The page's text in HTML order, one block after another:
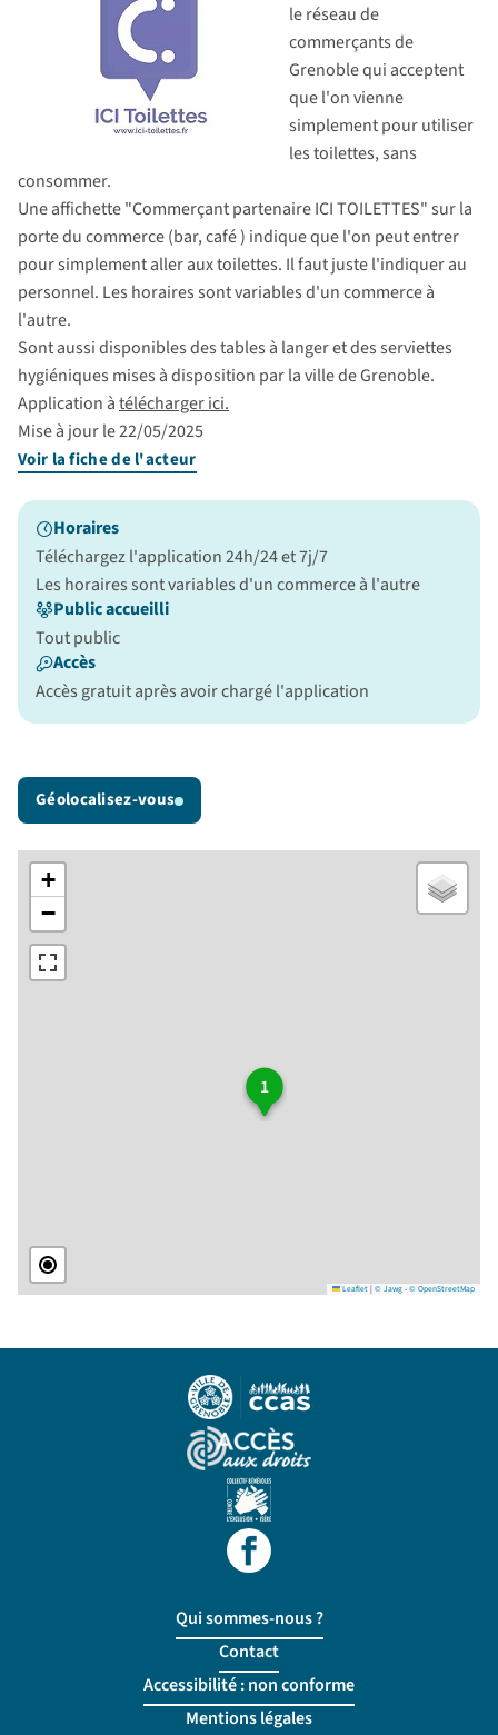
le réseau de
commerçants de
Grenoble qui acceptent
que l'on vienne
simplement pour utiliser
les toilettes, sans
consommer.
Une affichette "Commerçant partenaire ICI TOILETTES" sur la
porte du commerce (bar, café ) indique que l'on peut entrer
pour simplement aller aux toilettes. Il faut juste l'indiquer au
personnel. Les horaires sont variables d'un commerce à
l'autre.
Sont aussi disponibles des tables à langer et des serviettes
hygiéniques mises à disposition par la ville de Grenoble.
Application àtélécharger ici.
Mise à jour le 22/05/2025
Voir la fiche de l'acteur
Horaires
Téléchargez l'application 24h/24 et 7j/7
Les horaires sont variables d'un commerce à l'autre
Public accueilli
Tout public
Accès
Accès gratuit après avoir chargé l'application
Géolocalisez-vous
1
+
−
Leaflet|© Jawg-© OpenStreetMap
Qui sommes-nous ?
Contact
Accessibilité : non conforme
Mentions légales